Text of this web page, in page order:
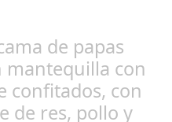
de papas
mantequilla con
confitados, con
de res, pollo y